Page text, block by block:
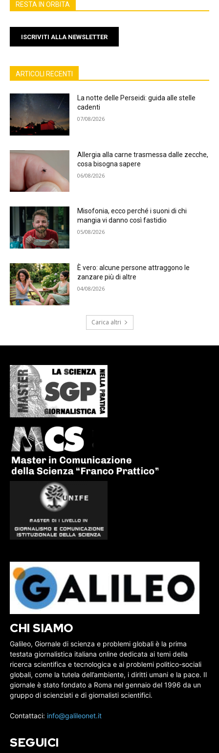
RESTA IN ORBITA
ISCRIVITI ALLA NEWSLETTER
ARTICOLI RECENTI
La notte delle Perseidi: guida alle stelle
cadenti
07/08/2026
Allergia alla carne trasmessa dalle zecche,
cosa bisogna sapere
06/08/2026
Misofonia, ecco perché i suoni di chi
mangia vi danno così fastidio
05/08/2026
È vero: alcune persone attraggono le
zanzare più di altre
04/08/2026
Carica altri
CHI SIAMO
Galileo, Giornale di scienza e problemi globali è la prima
testata giornalistica italiana online dedicata ai temi della
ricerca scientifica e tecnologica e ai problemi politico-sociali
globali, come la tutela dell’ambiente, i diritti umani e la pace. Il
giornale è stato fondato a Roma nel gennaio del 1996 da un
gruppo di scienziati e di giornalisti scientifici.
Contattaci: info@galileonet.it
SEGUICI